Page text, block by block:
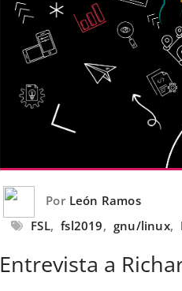
Por León Ramos
FSL, fsl2019, gnu/linux,
Entrevista a